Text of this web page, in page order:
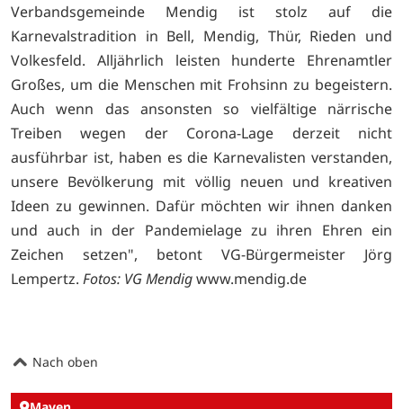
Verbandsgemeinde Mendig ist stolz auf die
Karnevalstradition in Bell, Mendig, Thür, Rieden und
Volkesfeld. Alljährlich leisten hunderte Ehrenamtler
Großes, um die Menschen mit Frohsinn zu begeistern.
Auch wenn das ansonsten so vielfältige närrische
Treiben wegen der Corona-Lage derzeit nicht
ausführbar ist, haben es die Karnevalisten verstanden,
unsere Bevölkerung mit völlig neuen und kreativen
Ideen zu gewinnen. Dafür möchten wir ihnen danken
und auch in der Pandemielage zu ihren Ehren ein
Zeichen setzen", betont VG-Bürgermeister Jörg
Lempertz. Fotos: VG Mendigwww.mendig.de
Nach oben